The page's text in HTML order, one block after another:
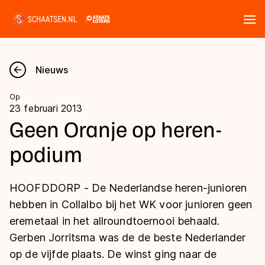
Nieuws
Kalender
Disciplines
Langebaan
Shorttrack
Inlineskaten
Uitslagen
Langebaan
Shorttrack
Marathon
Tijden & historie
Ranglijsten Langebaan
Nieuws
Op
23 februari 2013
Geen Oranje op heren-
podium
HOOFDDORP - De Nederlandse heren-junioren
hebben in Collalbo bij het WK voor junioren geen
eremetaal in het allroundtoernooi behaald.
Gerben Jorritsma was de de beste Nederlander
op de vijfde plaats. De winst ging naar de